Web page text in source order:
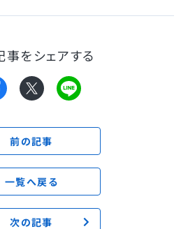
事をシェアする
前の記事
一覧へ戻る
次の記事